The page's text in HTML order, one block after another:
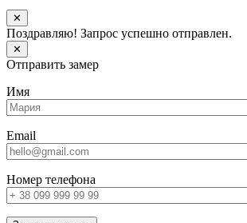
✕
Поздравляю! Запрос успешно отправлен.
✕
Отправить замер
Имя
Email
Номер телефона